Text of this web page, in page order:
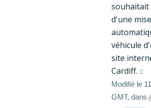
souhaitait
d'une
véhicule
site
Cardiff.
Modifié le
GMT, dans